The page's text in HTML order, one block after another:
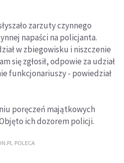
zarzuty czynnego
napaści na policjanta.
w zbiegowisku i niszczenie
się zgłosił, odpowie za udział
funkcjonariuszy - powiedział
poręczeń majątkowych
ich dozorem policji.
POLECA